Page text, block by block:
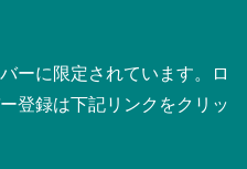
ーに限定されています。ロ
登録は下記リンクをクリッ